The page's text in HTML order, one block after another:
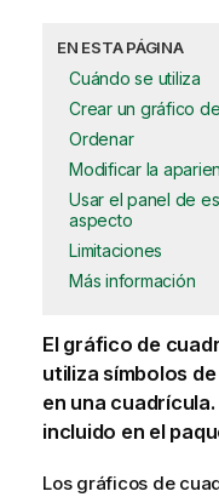
EN ESTA PÁGINA
Cuándo se utiliza
Crear un gráfico
Ordenar
Modificar la
Usar el panel de
aspecto
Limitaciones
Más información
El gráfico de
utiliza símbolos
en una
incluido en el
Los gráficos de